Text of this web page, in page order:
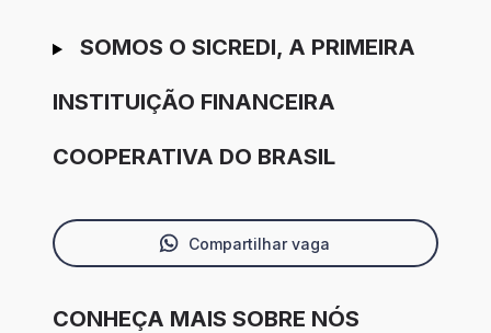
SOMOS O SICREDI, A PRIMEIRA
INSTITUIÇÃO FINANCEIRA
COOPERATIVA DO BRASIL
Compartilhar vaga
CONHEÇA MAIS SOBRE NÓS